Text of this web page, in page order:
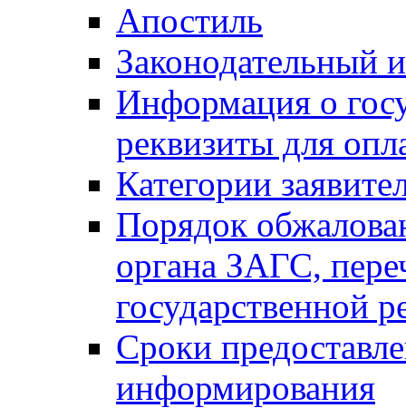
Апостиль
Законодательный
Информация о
реквизиты для
Категории
Порядок
органа ЗАГС,
государственной
Сроки
информирования